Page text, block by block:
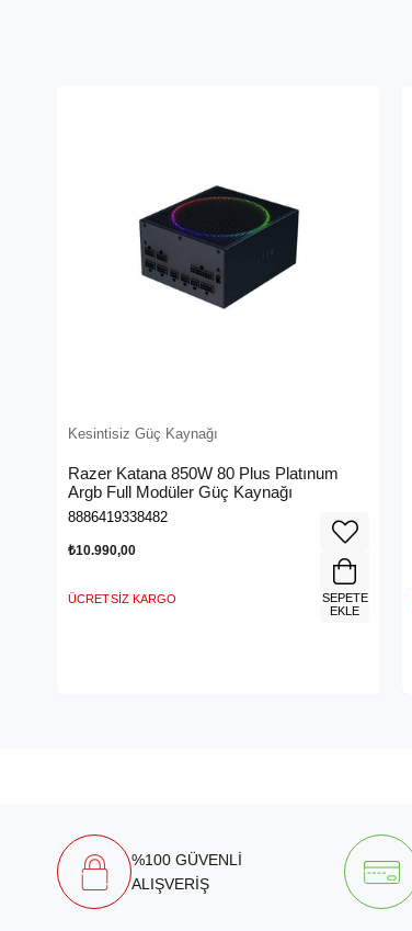
Kesintisiz Güç Kaynağı
Razer Katana 850W 80 Plus Platınum
Argb Full Modüler Güç Kaynağı
8886419338482
₺10.990,00
ÜCRETSIZ KARGO
SEPETE
EKLE
%100 GÜVENLİ
ALIŞVERİŞ